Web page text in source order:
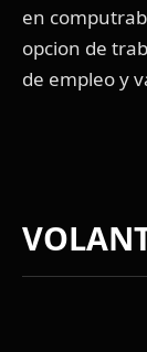
en
opcion de
de empleo y